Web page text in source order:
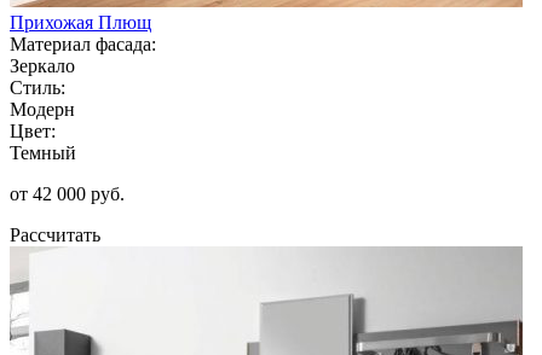
Прихожая Плющ
Материал фасада:
Зеркало
Стиль:
Модерн
Цвет:
Темный
от 42 000 руб.
Рассчитать